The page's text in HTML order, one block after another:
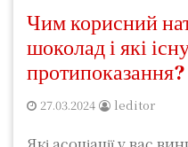
Чим корисний
шоколад і які
протипоказання?
27.03.2024 leditor